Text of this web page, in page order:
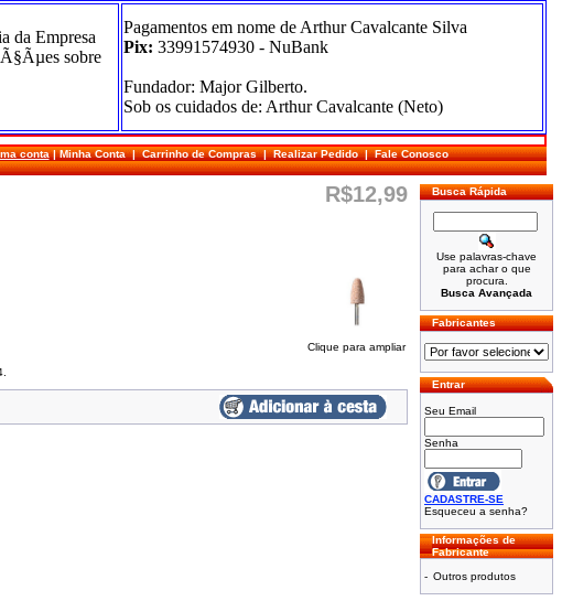
da Empresa
sobre
Pagamentos em nome de Arthur Cavalcante Silva
Pix: 33991574930 - NuBank
Fundador: Major Gilberto.
Sob os cuidados de: Arthur Cavalcante (Neto)
conta|Minha Conta|Carrinho de Compras|Realizar Pedido|Fale Conosco
R$12,99
Clique para ampliar
Busca Rápida
Use palavras-chave
para achar o que
procura.
Busca Avançada
Fabricantes
Entrar
Seu Email
Senha
CADASTRE-SE
Esqueceu a senha?
Informações de
Fabricante
- Outros produtos